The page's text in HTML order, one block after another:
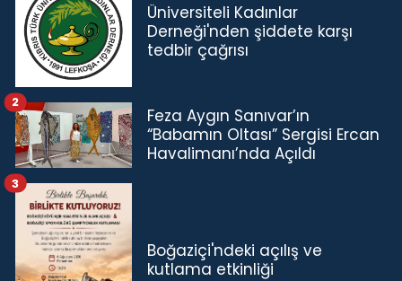
Üniversiteli Kadınlar
Derneği'nden şiddete karşı
tedbir çağrısı
Feza Aygın Sanıvar’ın
“Babamın Oltası” Sergisi Ercan
Havalimanı’nda Açıldı
2
Boğaziçi'ndeki açılış ve
kutlama etkinliği
3